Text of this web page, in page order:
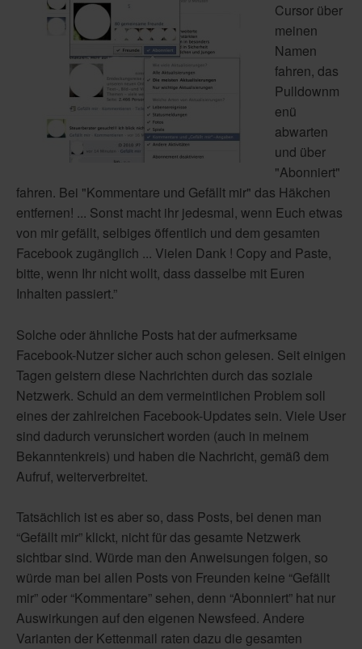
Cursor über
meinen
Namen
fahren, das
Pulldownm
enü
abwarten
und über
"Abonniert"
fahren. Bei "Kommentare und Gefällt mir" das Häkchen
entfernen! ... Sonst macht ihr jedesmal, wenn Euch etwas
von mir gefällt, selbiges öffentlich und dem gesamten
Facebook zugänglich ... Vielen Dank ! Copy and Paste,
bitte, wenn Ihr nicht wollt, dass dasselbe mit Euren
Inhalten passiert.”
Solche oder ähnliche Posts hat der aufmerksame
Facebook-Nutzer sicher auch schon gelesen. Seit einigen
Tagen geistern diese Nachrichten durch das soziale
Netzwerk. Schuld an dem vermeintlichen Problem soll
eines der zahlreichen Facebook-Updates sein. Viele User
sind dadurch verunsichert worden (auch in meinem
Bekanntenkreis) und haben die Nachricht, gemäß dem
Aufruf, weiterverbreitet.
Tatsächlich ist es aber so, dass Posts, bei denen man
“Gefällt mir” klickt, nicht für das gesamte Netzwerk
sichtbar sind. Würde man den Anweisungen folgen, so
würde man bei allen Posts von Freunden keine “Gefällt
mir” oder “Kommentare” sehen, denn “Abonniert” hat nur
Auswirkungen auf den eigenen Newsfeed. Andere
Varianten der Kettenmail raten dazu die gesamten